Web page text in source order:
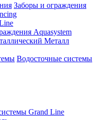
Заборы и ограждения
Aquasystem
Металл
Водосточные системы
Grand Line